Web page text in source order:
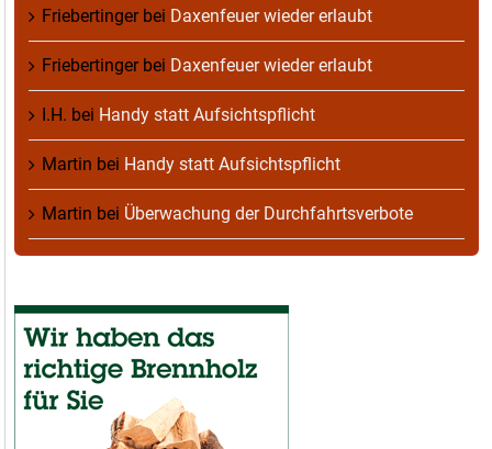
Friebertingerbei Daxenfeuer wieder erlaubt
Friebertingerbei Daxenfeuer wieder erlaubt
I.H. bei Handy statt Aufsichtspflicht
Martin bei Handy statt Aufsichtspflicht
Martin bei Überwachung der Durchfahrtsverbote